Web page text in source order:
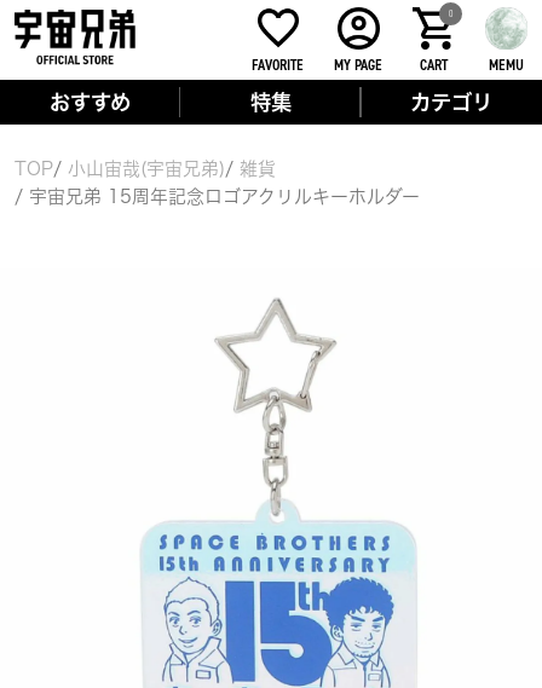
FAVORITE MY PAGE CART
0
MEMU
おすすめ 特集 カテゴリ
TOP 小山宙哉(宇宙兄弟)
雑貨
宇宙兄弟 15周年記念ロゴアクリルキーホルダー